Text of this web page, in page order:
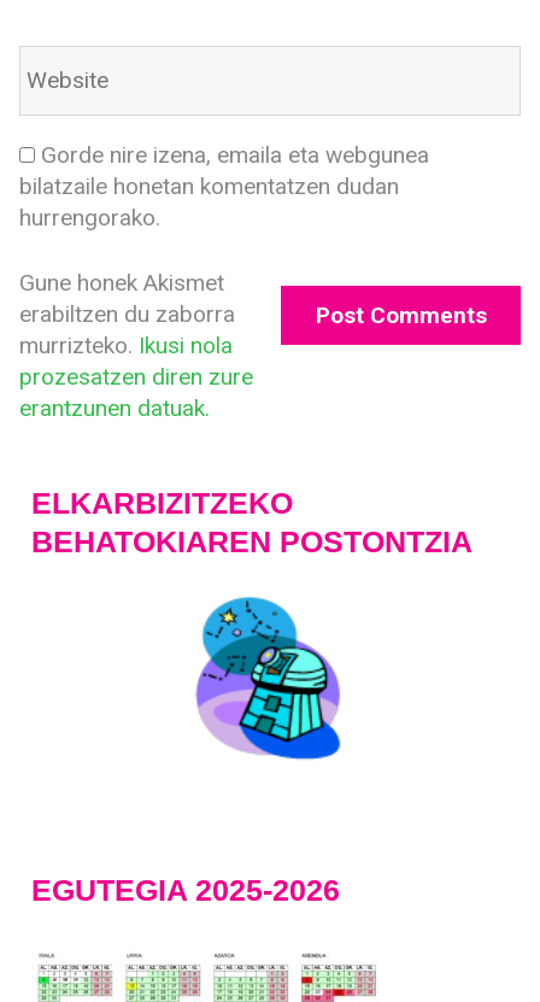
Gorde nire izena, emaila eta webgunea
bilatzaile honetan komentatzen dudan
hurrengorako.
Gune honek Akismet
erabiltzen du zaborra
murrizteko. Ikusi nola
prozesatzen diren zure
erantzunen datuak.
ELKARBIZITZEKO
BEHATOKIAREN POSTONTZIA
EGUTEGIA 2025-2026